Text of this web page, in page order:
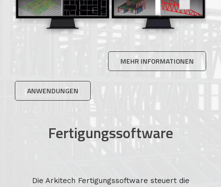
MEHR INFORMATIONEN
ANWENDUNGEN
Fertigungssoftware
Die Arkitech Fertigungssoftware steuert die